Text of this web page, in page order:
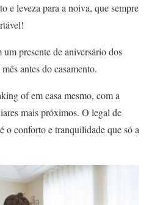
e leveza para a noiva, que sempre
um presente de aniversário dos
antes do casamento.
of em casa mesmo, com a
mais próximos. O legal de
o conforto e tranquilidade que só a